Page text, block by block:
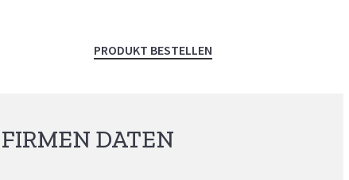
PRODUKT BESTELLEN
FIRMEN DATEN